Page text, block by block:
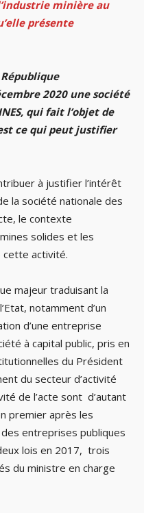
minière au
présente
République
2020 une société
qui fait l’objet de
ce qui peut justifier
à justifier l’intérêt
la société nationale des
le contexte
solides et les
cette activité.
majeur traduisant la
notamment d’un
d’une entreprise
à capital public, pris en
du Président
du secteur d’activité
de l’acte sont d’autant
premier après les
entreprises publiques
lois en 2017, trois
du ministre en charge